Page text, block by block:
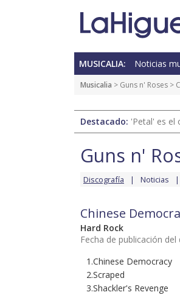
MUSICALIA: Noticias
Musicalia > Guns n' Roses >
Destacado: 'Petal' es el
Guns n'
Discografía Noticias
Chinese
Hard Rock
Fecha de publicación del
1.Chinese Democracy
2.Scraped
3.Shackler's Revenge